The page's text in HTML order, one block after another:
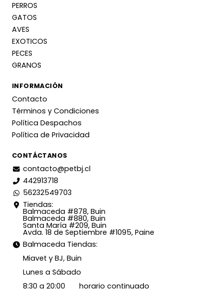
PERROS
GATOS
AVES
EXOTICOS
PECES
GRANOS
INFORMACIÓN
Contacto
Términos y Condiciones
Política Despachos
Política de Privacidad
CONTÁCTANOS
contacto@petbj.cl
442913718
56232549703
Tiendas:
Balmaceda #878, Buin
Balmaceda #880, Buin
Santa María #209, Buin
Avda. 18 de Septiembre #1095, Paine
Balmaceda Tiendas:
Miavet y BJ, Buin
Lunes a Sábado
8:30 a 20:00 horario continuado